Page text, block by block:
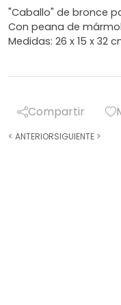
"Caballo" de bronce
Con peana de
Medidas: 26 x 15 x 32
Compartir
< ANTERIORSIGUIENTE >